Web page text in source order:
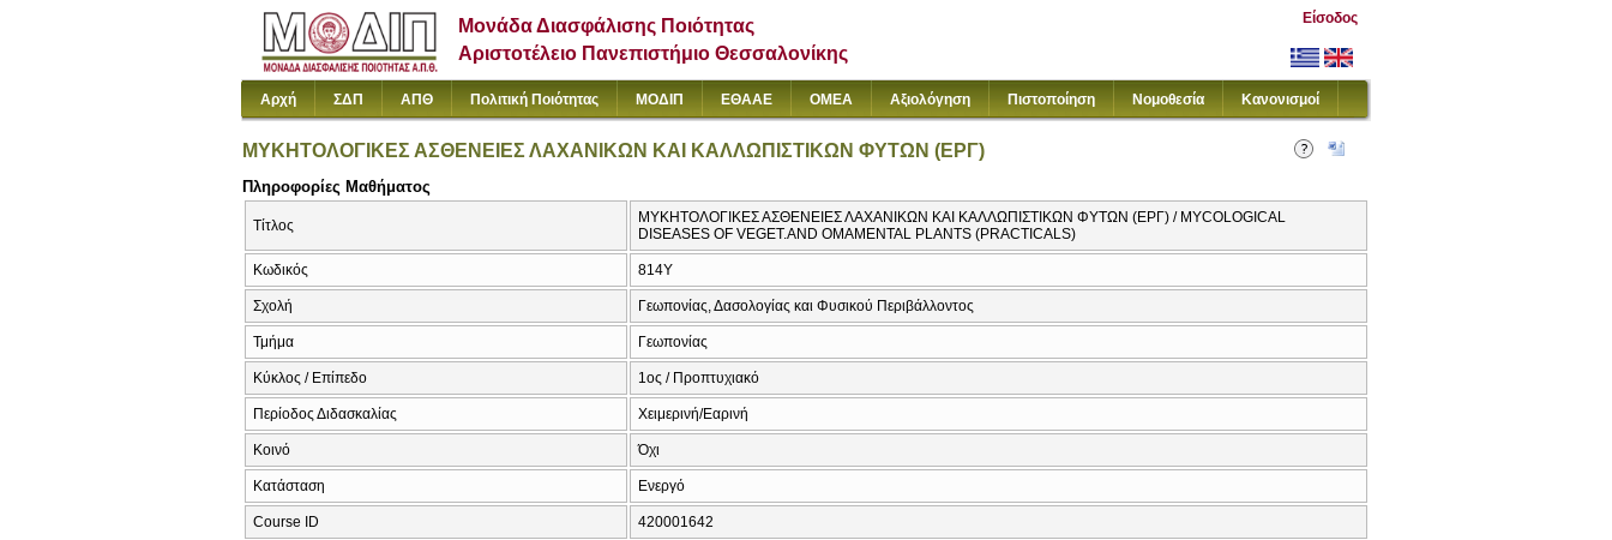
Μονάδα Διασφάλισης Ποιότητας
Αριστοτέλειο Πανεπιστήμιο Θεσσαλονίκης
Είσοδος
Αρχή ΣΔΠ ΑΠΘ Πολιτική Ποιότητας ΜΟΔΙΠ ΕΘΑΑΕ ΟΜΕΑ Αξιολόγηση Πιστοποίηση Νομοθεσία Κανονισμοί
ΜΥΚΗΤΟΛΟΓΙΚΕΣ ΑΣΘΕΝΕΙΕΣ ΛΑΧΑΝΙΚΩΝ ΚΑΙ ΚΑΛΛΩΠΙΣΤΙΚΩΝ ΦΥΤΩΝ (ΕΡΓ)
Πληροφορίες Μαθήματος
Τίτλος
ΜΥΚΗΤΟΛΟΓΙΚΕΣ ΑΣΘΕΝΕΙΕΣ ΛΑΧΑΝΙΚΩΝ ΚΑΙ ΚΑΛΛΩΠΙΣΤΙΚΩΝ ΦΥΤΩΝ (ΕΡΓ) / MYCOLOGICAL
DISEASES OF VEGET.AND OMAMENTAL PLANTS (PRACTICALS)
Κωδικός 814Υ
Σχολή Γεωπονίας, Δασολογίας και Φυσικού Περιβάλλοντος
Τμήμα Γεωπονίας
Κύκλος / Επίπεδο 1ος / Προπτυχιακό
Περίοδος Διδασκαλίας Χειμερινή/Εαρινή
Κοινό Όχι
Κατάσταση Ενεργό
Course ID 420001642